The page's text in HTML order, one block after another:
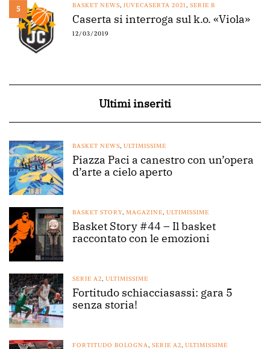
5 BASKET NEWS, JUVECASERTA 2021, SERIE B
Caserta si interroga sul k.o. «Viola»
12/03/2019
Ultimi inseriti
BASKET NEWS, ULTIMISSIME
Piazza Paci a canestro con un’opera
d’arte a cielo aperto
BASKET STORY, MAGAZINE, ULTIMISSIME
Basket Story #44 – Il basket
raccontato con le emozioni
SERIE A2, ULTIMISSIME
Fortitudo schiacciasassi: gara 5
senza storia!
FORTITUDO BOLOGNA, SERIE A2, ULTIMISSIME